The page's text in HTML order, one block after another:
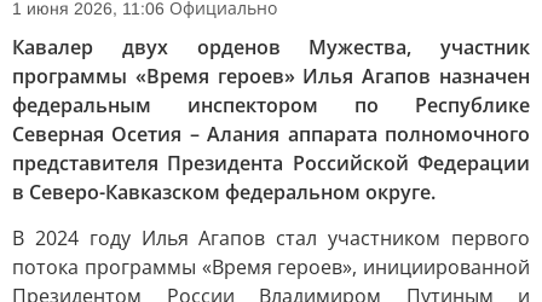
1 июня 2026, 11:06 Официально
Кавалер двух орденов Мужества, участник
программы «Время героев» Илья Агапов назначен
федеральным инспектором по Республике
Северная Осетия – Алания аппарата полномочного
представителя Президента Российской Федерации
в Северо-Кавказском федеральном округе.
В 2024 году Илья Агапов стал участником первого
потока программы «Время героев», инициированной
Президентом России Владимиром Путиным и